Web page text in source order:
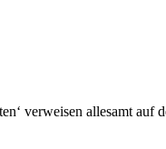
verweisen allesamt